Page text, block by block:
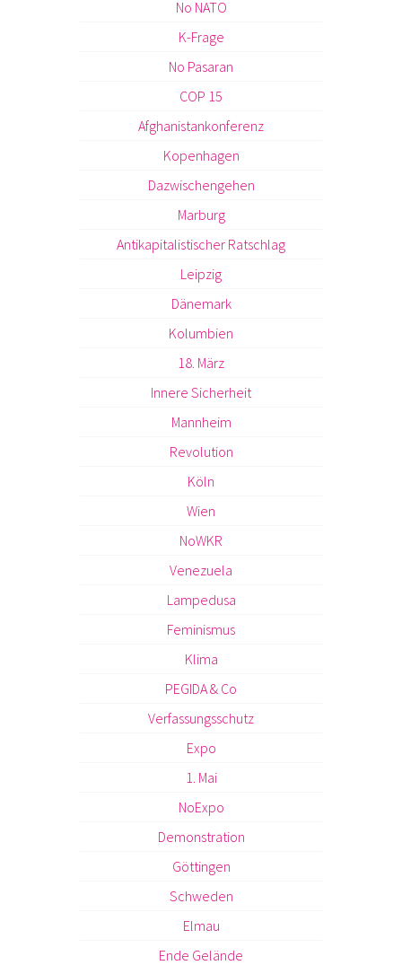
No NATO
K-Frage
No Pasaran
COP 15
Afghanistankonferenz
Kopenhagen
Dazwischengehen
Marburg
Antikapitalistischer Ratschlag
Leipzig
Dänemark
Kolumbien
18. März
Innere Sicherheit
Mannheim
Revolution
Köln
Wien
NoWKR
Venezuela
Lampedusa
Feminismus
Klima
PEGIDA & Co
Verfassungsschutz
Expo
1. Mai
NoExpo
Demonstration
Göttingen
Schweden
Elmau
Ende Gelände